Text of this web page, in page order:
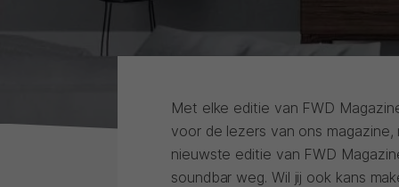
Met elke editie van FWD
voor de lezers van ons
nieuwste editie van FWD
soundbar weg. Wil jij ook kans